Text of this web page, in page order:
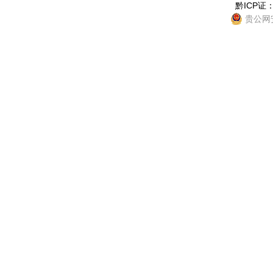
黔ICP证
贵公